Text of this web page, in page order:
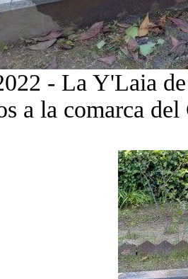
- La Y'Laia
a la comarca